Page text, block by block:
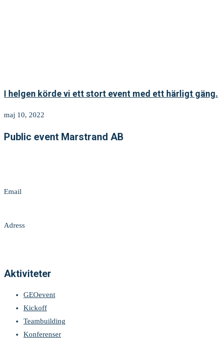
I helgen körde vi ett stort event med ett härligt gäng.
maj 10, 2022
Public event Marstrand AB
Email
Adress
Aktiviteter
GEOevent
Kickoff
Teambuilding
Konferenser